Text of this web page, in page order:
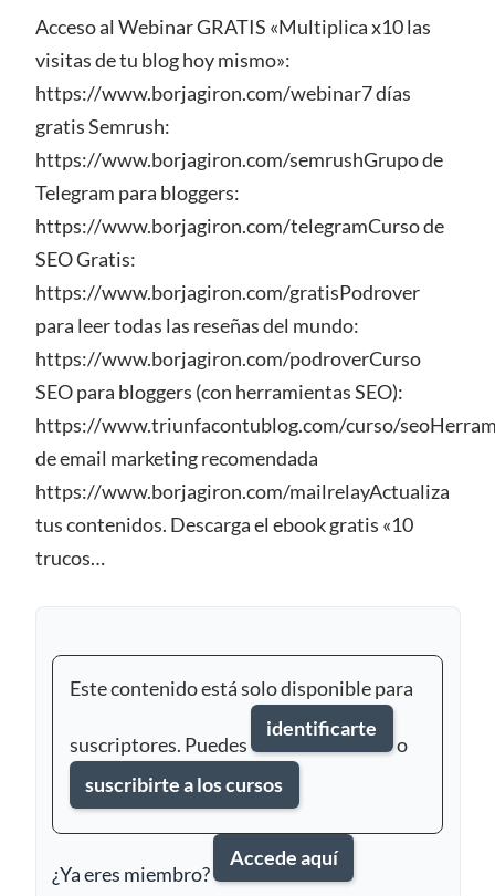
Acceso al Webinar GRATIS «Multiplica x10 las
visitas de tu blog hoy mismo»:
https://www.borjagiron.com/webinar7 días
gratis Semrush:
https://www.borjagiron.com/semrushGrupo de
Telegram para bloggers:
https://www.borjagiron.com/telegramCurso de
SEO Gratis:
https://www.borjagiron.com/gratisPodrover
para leer todas las reseñas del mundo:
https://www.borjagiron.com/podroverCurso
SEO para bloggers (con herramientas SEO):
https://www.triunfacontublog.com/curso/
de email marketing recomendada
https://www.borjagiron.com/mailrelayActualiza
tus contenidos. Descarga el ebook gratis «10
trucos…
Este contenido está solo disponible para
suscriptores. Puedes
identificarte
o
suscribirte a los cursos
¿Ya eres miembro?
Accede aquí